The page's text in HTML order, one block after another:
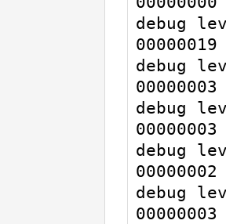
debug
debug
debug
debug
debug